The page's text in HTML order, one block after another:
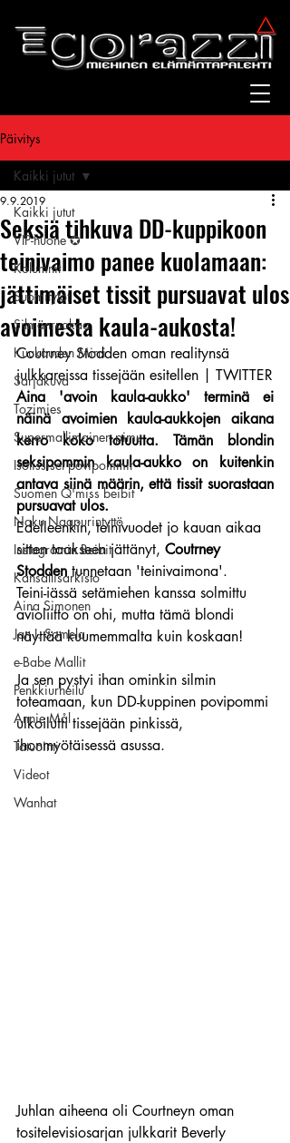
Päivitys
Kaikki jutut
VIP-huone ✪
Kolumnit
Suomitytöt
Silmänruokaa
Kuukauden Mirri
Sarjakuva
Tozimies
Supermallimainen pimu
Isotissiset povipommit
Suomen Q'miss beibit
Naku Naapurintyttö
Instagramin Beibit
Kansallisarkisto
Aina Simonen
Jan I. Somela
e-Babe Mallit
Penkkiurheilu
Annie Mål
Tatuointi
Videot
Wanhat
Kaikki jutut
Seksiä tihkuva DD-kuppikoon
teinivaimo panee kuolamaan:
jättimäiset tissit pursuavat ulos
avoimesta kaula-aukosta!
9.9.2019
Coutrney Stodden oman realitynsä
julkkareissa tissejään esitellen | TWITTER
Aina 'avoin kaula-aukko' terminä ei
näinä avoimien kaula-aukkojen aikana
kerro koko totuutta. Tämän blondin
seksipommin kaula-aukko on kuitenkin
antava siinä määrin, että tissit suorastaan
pursuavat ulos.
Edelleenkin, teinivuodet jo kauan aikaa
sitten taakseen jättänyt, Coutrney
Stodden tunnetaan 'teinivaimona'.
Teini-iässä setämiehen kanssa solmittu
avioliitto on ohi, mutta tämä blondi
näyttää kuumemmalta kuin koskaan!
Ja sen pystyi ihan ominkin silmin
toteamaan, kun DD-kuppinen povipommi
ulkoilutti tissejään pinkissä,
ihonmyötäisessä asussa.
Juhlan aiheena oli Courtneyn oman
tositelevisiosarjan julkkarit Beverly